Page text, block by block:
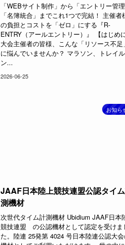
「WEBサイト制作」から「エントリー管理
「名簿統合」までこれ1つで完結！ 主催者
の負担とコストを「ゼロ」にする『R-
ENTRY（アールエントリー）』 【はじめに
大会主催者の皆様、こんな「リソース不足
に悩んでいませんか？ マラソン、トレイ
ン...
2026-06-25
お知ら
JAAF日本陸上競技連盟公認タイ
測機材
次世代タイム計測機材 Ubidium JAAF日本
競技連盟 の公認機材として認定を受けま
た。陸連 25発第 4024 号日本陸連公認大